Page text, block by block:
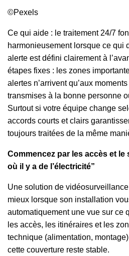
©Pexels
Ce qui aide : le traitement 24/7
harmonieusement lorsque ce qui
alerte est défini clairement à
étapes fixes : les zones
alertes n’arrivent qu’aux
transmises à la bonne personne
Surtout si votre équipe change
accords courts et clairs
toujours traitées de la même
Commencez par les accès et le
où il y a de l’électricité”
Une solution de
mieux lorsque son installation
automatiquement une vue sur ce
les accès, les itinéraires et les
technique (alimentation,
cette couverture reste stable.